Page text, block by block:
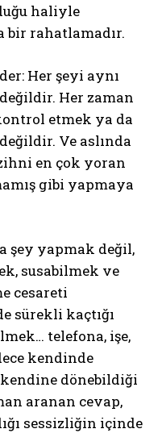
haliyle
bir rahatlamadır.
Her şeyi aynı
Her zaman
etmek ya da
Ve aslında
en çok yoran
gibi yapmaya
şey yapmak değil,
susabilmek ve
cesareti
sürekli kaçtığı
telefona, işe,
kendinde
dönebildiği
aranan cevap,
sessizliğin içinde